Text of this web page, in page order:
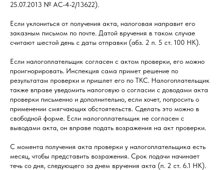
25.07.2013 № АС-4-2/13622).
Если уклониться от получения акта, налоговая направит его
заказным письмом по почте. Датой вручения в таком случае
считают шестой день с даты отправки (абз. 2 п. 5 ст. 100 НК).
Если налогоплательщик согласен с актом проверки, его можно
проигнорировать. Инспекция сама примет решение по
результатам проверки и пришлет его по ТКС. Налогоплательщик
также вправе уведомить налоговую о согласии с доводами акта
проверки письменно и дополнительно, если хочет, попросить о
применении смягчающих обстоятельств. Сделать это можно в
свободной форме. Если налогоплательщик не согласен с
выводами акта, он вправе подать возражения на акт проверки.
С момента получения акта проверки у налогоплательщика есть
месяц, чтобы представить возражения. Срок подачи начинает
течь со дня, следующего за днем вручения акта (п. 2 ст. 6.1 НК).